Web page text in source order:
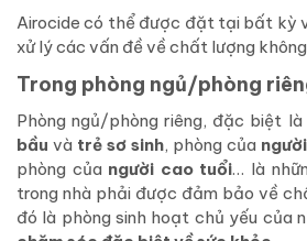
Airocide có thể được đặt tại bất kỳ
xử lý các vấn đề về chất lượng
Trong phòng ngủ/phòng
Phòng ngủ/phòng riêng, đặc biệt là
bầu và trẻ sơ sinh, phòng của
phòng của người cao tuổi… là
trong nhà phải được đảm bảo về
đó là phòng sinh hoạt chủ yếu của